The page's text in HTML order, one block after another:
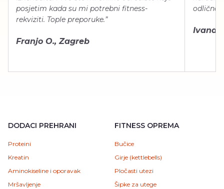
posjetim kada su mi potrebni fitness-
rekviziti. Tople preporuke.”
Franjo O., Zagreb
odlično
Ivana
DODACI PREHRANI
Proteini
Kreatin
Aminokiseline i oporavak
Mršavljenje
FITNESS OPREMA
Bučice
Girje (kettlebells)
Pločasti utezi
Šipke za utege